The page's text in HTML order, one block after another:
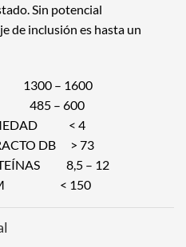
Sin potencial
de inclusión es hasta un
– 1600
– 600
< 4
DB > 73
8,5 – 12
PPM < 150